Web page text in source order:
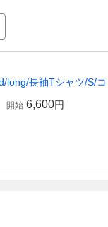
long/長袖Tシャツ/S/
開始 6,600円